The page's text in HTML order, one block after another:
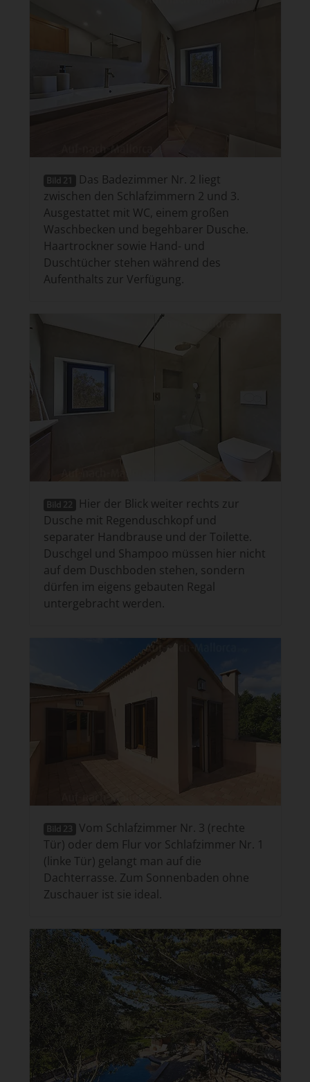
Bild 21
Das Badezimmer Nr. 2 liegt
zwischen den Schlafzimmern 2 und 3.
Ausgestattet mit WC, einem großen
Waschbecken und begehbarer Dusche.
Haartrockner sowie Hand- und
Duschtücher stehen während des
Aufenthalts zur Verfügung.
Bild 22
Hier der Blick weiter rechts zur
Dusche mit Regenduschkopf und
separater Handbrause und der Toilette.
Duschgel und Shampoo müssen hier nicht
auf dem Duschboden stehen, sondern
dürfen im eigens gebauten Regal
untergebracht werden.
Bild 23 Vom Schlafzimmer Nr. 3 (rechte
Tür) oder dem Flur vor Schlafzimmer Nr. 1
(linke Tür) gelangt man auf die
Dachterrasse. Zum Sonnenbaden ohne
Zuschauer ist sie ideal.